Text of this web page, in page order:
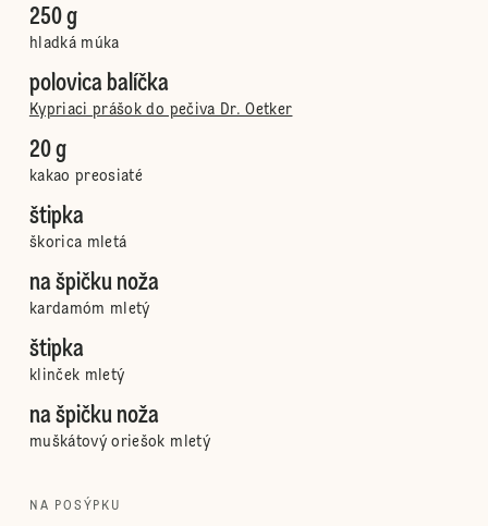
250 g
hladká múka
polovica balíčka
Kypriaci prášok do pečiva Dr. Oetker
20 g
kakao preosiaté
štipka
škorica mletá
na špičku noža
kardamóm mletý
štipka
klinček mletý
na špičku noža
muškátový oriešok mletý
NA POSÝPKU